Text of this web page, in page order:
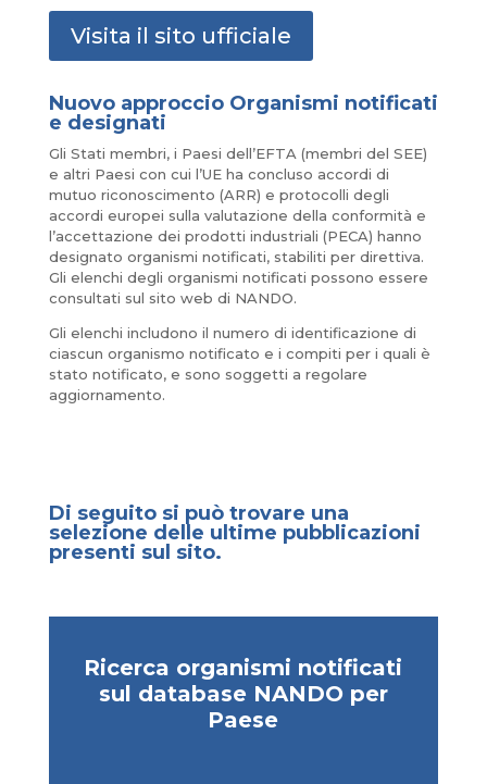
Visita il sito ufficiale
Nuovo approccio Organismi notificati
e designati
Gli Stati membri, i Paesi dell’EFTA (membri del SEE)
e altri Paesi con cui l’UE ha concluso accordi di
mutuo riconoscimento (ARR) e protocolli degli
accordi europei sulla valutazione della conformità e
l’accettazione dei prodotti industriali (PECA) hanno
designato organismi notificati, stabiliti per direttiva.
Gli elenchi degli organismi notificati possono essere
consultati sul sito web di NANDO.
Gli elenchi includono il numero di identificazione di
ciascun organismo notificato e i compiti per i quali è
stato notificato, e sono soggetti a regolare
aggiornamento.
Di seguito si può trovare una
selezione delle ultime pubblicazioni
presenti sul sito.
Ricerca organismi notificati
sul database NANDO per
Paese